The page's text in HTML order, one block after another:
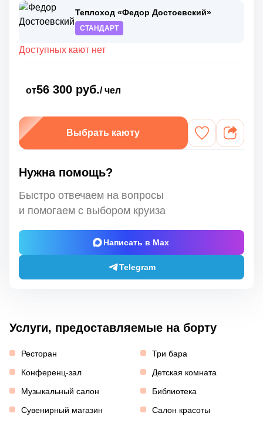
Теплоход «Федор Достоевский»
СТАНДАРТ
Доступных кают нет
от56 300 руб./ чел
Выбрать каюту
Нужна помощь?
Быстро отвечаем на вопросы
и помогаем с выбором круиза
Написать в Max
Telegram
Услуги, предоставляемые на борту
Ресторан
Три бара
Конференц-зал
Детская комната
Музыкальный салон
Библиотека
Сувенирный магазин
Салон красоты